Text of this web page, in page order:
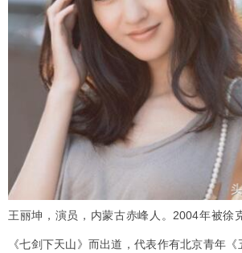
王丽坤，演员，内蒙古赤峰人。2004年被徐
《七剑下天山》而出道，代表作有北京青年